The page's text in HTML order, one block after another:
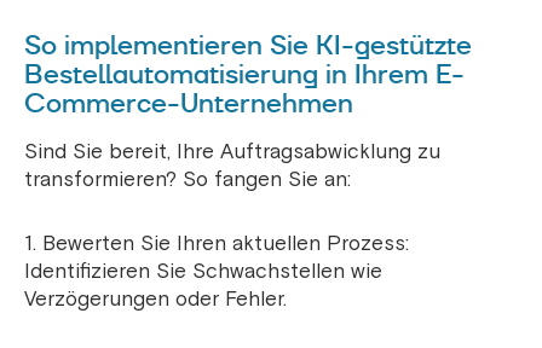
So implementieren Sie KI-gestützte
Bestellautomatisierung in Ihrem E-
Commerce-Unternehmen
Sind Sie bereit, Ihre Auftragsabwicklung zu
transformieren? So fangen Sie an:
1. Bewerten Sie Ihren aktuellen Prozess:
Identifizieren Sie Schwachstellen wie
Verzögerungen oder Fehler.